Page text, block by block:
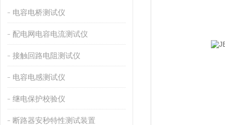
电容电桥测试仪
配电网电容电流测试仪
接触回路电阻测试仪
电容电感测试仪
继电保护校验仪
断路器安秒特性测试装置